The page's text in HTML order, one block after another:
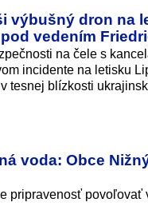
výbušný dron na
vedením
na čele s
incidente na letisku
tesnej blízkosti
voda: Obce
pripravenosť